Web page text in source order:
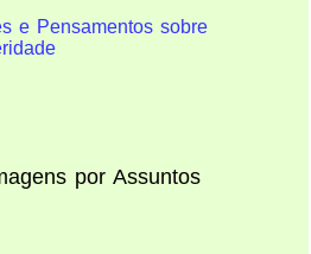
e Pensamentos sobre
por Assuntos